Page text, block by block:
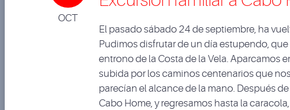
OCT
El pasado sábado 24 de septiembre, ha
Pudimos disfrutar de un día estupendo,
entrono de la Costa de la Vela. Aparcamos
subida por los caminos centenarios que
parecían el alcance de la mano. Después
Cabo Home, y regresamos hasta la